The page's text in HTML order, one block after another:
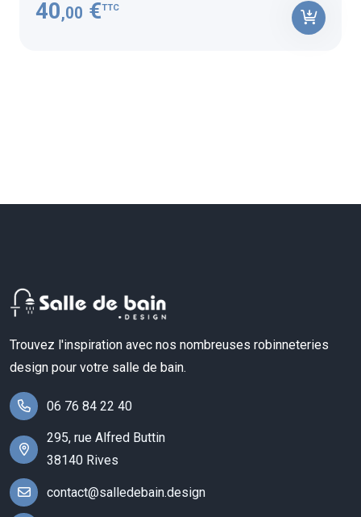
40,00 €TTC
Trouvez l'inspiration avec nos nombreuses robinneteries
design pour votre salle de bain.
06 76 84 22 40
295, rue Alfred Buttin
38140 Rives
contact@salledebain.design